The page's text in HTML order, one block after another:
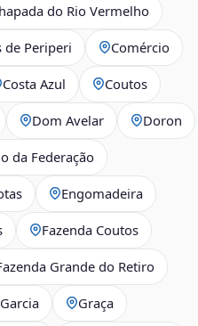
do Rio Vermelho
de Periperi Comércio
Costa Azul Coutos
Dom Avelar Doron
da Federação
Engomadeira
Fazenda Coutos
Grande do Retiro
Garcia Graça